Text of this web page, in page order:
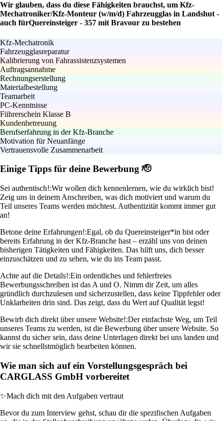
Wir glauben, dass du diese Fähigkeiten brauchst, um Kfz-
Mechatroniker/Kfz-Monteur (w/m/d) Fahrzeugglas in Landshut -
auch fürQuereinsteiger - 357 mit Bravour zu bestehen
Kfz-Mechatronik
Fahrzeugglasreparatur
Kalibrierung von Fahrassistenzsystemen
Auftragsannahme
Rechnungserstellung
Materialbestellung
Teamarbeit
PC-Kenntnisse
Führerschein Klasse B
Kundenbetreuung
Berufserfahrung in der Kfz-Branche
Motivation für Neuanfänge
Vertrauensvolle Zusammenarbeit
Einige Tipps für deine Bewerbung 🫡
Sei authentisch!:Wir wollen dich kennenlernen, wie du wirklich bist!
Zeig uns in deinem Anschreiben, was dich motiviert und warum du
Teil unseres Teams werden möchtest. Authentizität kommt immer gut
an!
Betone deine Erfahrungen!:Egal, ob du Quereinsteiger*in bist oder
bereits Erfahrung in der Kfz-Branche hast – erzähl uns von deinen
bisherigen Tätigkeiten und Fähigkeiten. Das hilft uns, dich besser
einzuschätzen und zu sehen, wie du ins Team passt.
Achte auf die Details!:Ein ordentliches und fehlerfreies
Bewerbungsschreiben ist das A und O. Nimm dir Zeit, um alles
gründlich durchzulesen und sicherzustellen, dass keine Tippfehler oder
Unklarheiten drin sind. Das zeigt, dass du Wert auf Qualität legst!
Bewirb dich direkt über unsere Website!:Der einfachste Weg, um Teil
unseres Teams zu werden, ist die Bewerbung über unsere Website. So
kannst du sicher sein, dass deine Unterlagen direkt bei uns landen und
wir sie schnellstmöglich bearbeiten können.
Wie man sich auf ein Vorstellungsgespräch bei
CARGLASS GmbH vorbereitet
✨Mach dich mit den Aufgaben vertraut
Bevor du zum Interview gehst, schau dir die spezifischen Aufgaben